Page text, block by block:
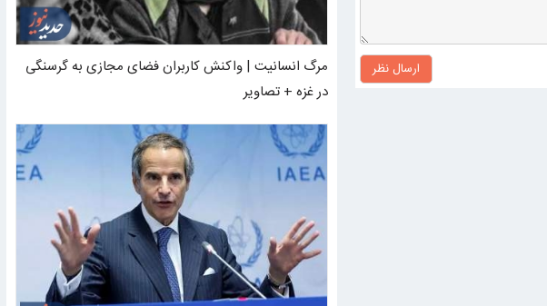
ارسال نظر
مرگ انسانیت | واکنش کاربران فضای مجازی به گرسنگی
در غزه + تصاویر